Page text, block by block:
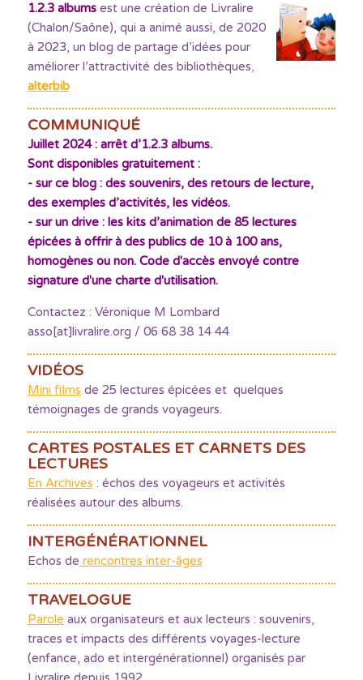
1.2.3 albumsest une création de Livralire
(Chalon/Saône), qui a animé aussi, de 2020
à 2023, un blog de partage d’idées pour
améliorer l’attractivité des bibliothèques,
alterbib
COMMUNIQUÉ
Juillet 2024 : arrêt d’1.2.3 albums.
Sont disponibles gratuitement :
- sur ce blog : des souvenirs, des retours de lecture,
des exemples d’activités, les vidéos.
- sur un drive : les kits d’animation de 85 lectures
épicées à offrir à des publics de 10 à 100 ans,
homogènes ou non. Code d'accès envoyé contre
signature d'une charte d'utilisation.
Contactez : Véronique M Lombard
asso[at]livralire.org / 06 68 38 14 44
VIDÉOS
Mini films de 25 lectures épicées et quelques
témoignages de grands voyageurs.
CARTES POSTALES ET CARNETS DES
LECTURES
En Archives : échos des voyageurs et activités
réalisées autour des albums.
INTERGÉNÉRATIONNEL
Echos de rencontres inter-âges
TRAVELOGUE
Parole aux organisateurs et aux lecteurs : souvenirs,
traces et impacts des différents voyages-lecture
(enfance, ado et intergénérationnel) organisés par